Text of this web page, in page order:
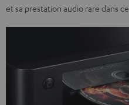
et sa prestation audio rare dans